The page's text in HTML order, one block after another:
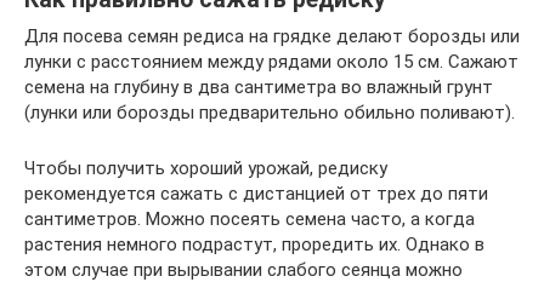
Для посева семян редиса на грядке делают борозды или
лунки с расстоянием между рядами около 15 см. Сажают
семена на глубину в два сантиметра во влажный грунт
(лунки или борозды предварительно обильно поливают).
Чтобы получить хороший урожай, редиску
рекомендуется сажать с дистанцией от трех до пяти
сантиметров. Можно посеять семена часто, а когда
растения немного подрастут, проредить их. Однако в
этом случае при вырывании слабого сеянца можно